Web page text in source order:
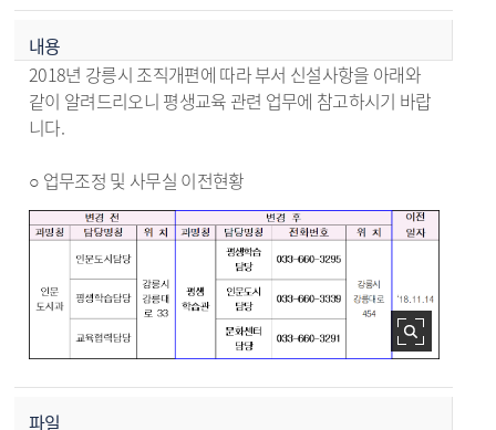
내용
2018년 강릉시 조직개편에 따라 부서 신설사항을 아래와
같이 알려드리오니 평생교육 관련 업무에 참고하시기 바랍
니다.
○ 업무조정 및 사무실 이전현황
파일